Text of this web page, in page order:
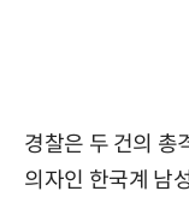
경찰은 두 건의 총
의자인 한국계 남